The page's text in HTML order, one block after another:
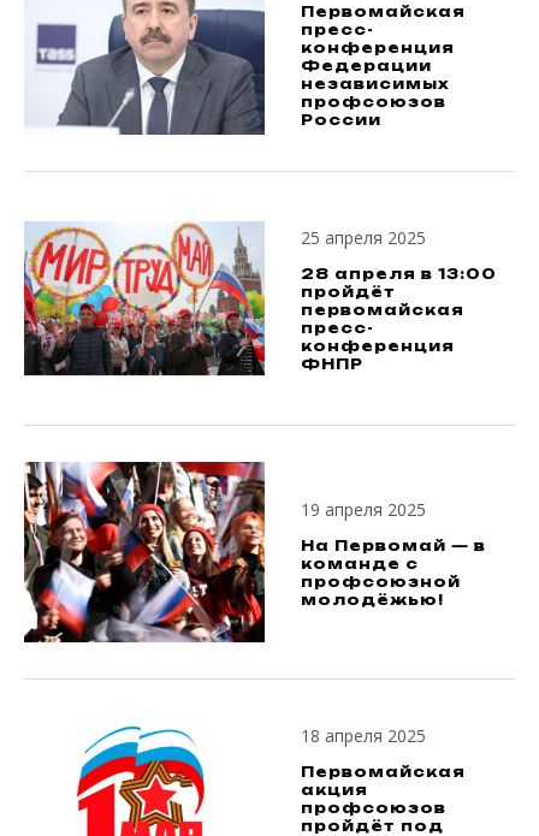
Первомайская
пресс-
конференция
Федерации
независимых
профсоюзов
России
25 апреля 2025
28 апреля в 13:00
пройдёт
первомайская
пресс-
конференция
ФНПР
19 апреля 2025
На Первомай — в
команде с
профсоюзной
молодёжью!
18 апреля 2025
Первомайская
акция
профсоюзов
пройдёт под